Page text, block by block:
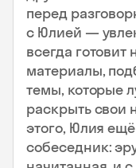
перед
с Юлией —
всегда
материалы,
темы, которые
раскрыть свои
этого, Юлия
собеседник: